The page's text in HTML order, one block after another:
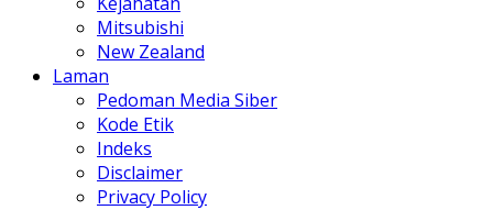
Mitsubishi
New Zealand
Laman
Pedoman Media Siber
Kode Etik
Indeks
Disclaimer
Privacy Policy